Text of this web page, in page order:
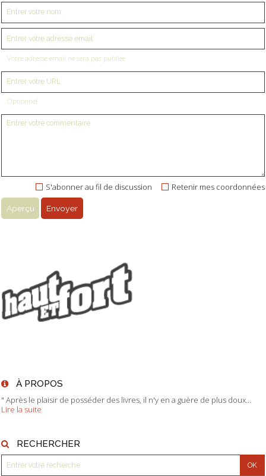
Votre adresse email ne sera pas publiée
Optionnel
Retenir mes coordonnées
S'abonner au fil de discussion
À PROPOS
" Après le plaisir de posséder des livres, il n'y en a guère de plus doux...
Lire la suite
RECHERCHER